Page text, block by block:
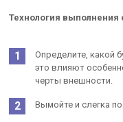
Технология
Определите, какой
это влияют
черты внешности.
Вымойте и слегка